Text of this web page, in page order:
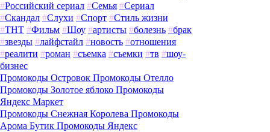
#Российский сериал #Семья #Сериал
#Скандал #Слухи #Спорт #Стиль жизни
#ТНТ #Фильм #Шоу #артисты #болезнь #брак
#звезды #лайфстайл #новость #отношения
#реалити #роман #съемка #съемки #тв #шоу-
бизнес
Промокоды Островок Промокоды Отелло
Промокоды Золотое яблоко Промокоды
Яндекс Маркет
Промокоды Снежная Королева Промокоды
Арома Бутик Промокоды Яндекс